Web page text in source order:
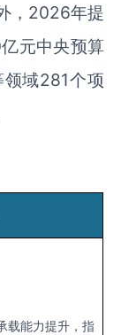
，2026年提
元中央预算
域281个项
载能力提升，指